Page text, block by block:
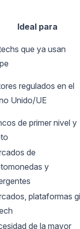
Ideal para
que ya usan
regulados en el
Unido/UE
de primer nivel y
de
y
plataformas
de la mayor